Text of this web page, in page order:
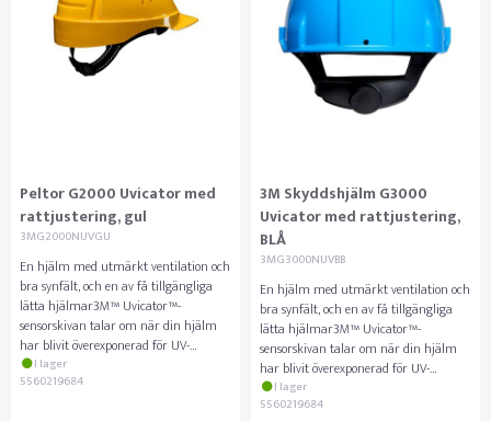
Peltor G2000 Uvicator med
rattjustering, gul
3MG2000NUVGU
En hjälm med utmärkt ventilation och
bra synfält, och en av få tillgängliga
lätta hjälmar3M™ Uvicator™-
sensorskivan talar om när din hjälm
har blivit överexponerad för UV-
strålning och måste bytas u
I lager
5560219684
3M Skyddshjälm G3000
Uvicator med rattjustering,
BLÅ
3MG3000NUVBB
En hjälm med utmärkt ventilation och
bra synfält, och en av få tillgängliga
lätta hjälmar3M™ Uvicator™-
sensorskivan talar om när din hjälm
har blivit överexponerad för UV-
strålning och måste bytas u
I lager
5560219684